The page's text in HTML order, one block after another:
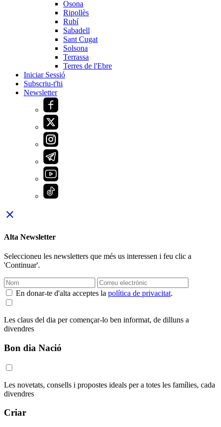
Osona
Ripollès
Rubí
Sabadell
Sant Cugat
Solsona
Terrassa
Terres de l'Ebre
Iniciar Sessió
Subscriu-t'hi
Newsletter
close
Alta Newsletter
Seleccioneu les newsletters que més us interessen i feu clic a
'Continuar'.
En donar-te d'alta acceptes la política de privacitat.
Les claus del dia per començar-lo ben informat, de dilluns a
divendres
Bon dia Nació
Les novetats, consells i propostes ideals per a totes les famílies, cada
divendres
Criar